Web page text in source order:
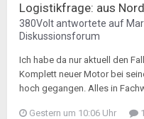
Logistikfrage: aus
380Voltantwortete auf
Diskussionsforum
Ich habe da nur aktuell den
Komplett neuer Motor bei
hoch gegangen. Alles in
Gestern um 10:06 Uhr